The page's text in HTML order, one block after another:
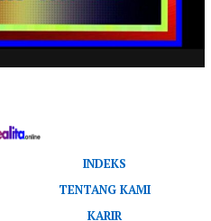
INDEKS
TENTANG KAMI
KARIR